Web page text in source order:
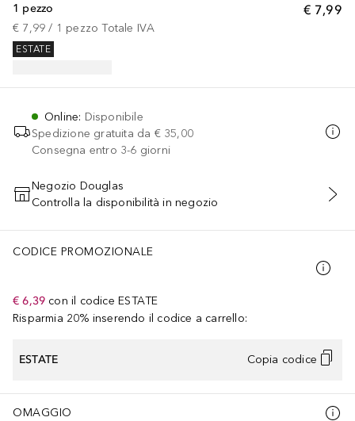
€ 7,99
1 pezzo
€ 7,99 / 1 pezzo Totale IVA
ESTATE
Online: Disponibile
Spedizione gratuita da € 35,00
Consegna entro 3-6 giorni
AGGIUNGI AL CARRELLO
Negozio Douglas
Controlla la disponibilità in negozio
CODICE PROMOZIONALE
€ 6,39 con il codice ESTATE
Risparmia 20% inserendo il codice a carrello:
ESTATE Copia codice
OMAGGIO